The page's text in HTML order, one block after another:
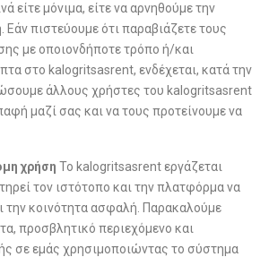
είτε μόνιμα, είτε να αρνηθούμε την
πιστεύουμε ότι παραβιάζετε τους
με οποιονδήποτε τρόπο ή/και
στο kalogritsasrent, ενδέχεται, κατά την
άλλους χρήστες του kalogritsasrent
μαζί σας και να τους προτείνουμε να
χρήση Το kalogritsasrent εργάζεται
τον ιστότοπο και την πλατφόρμα να
την κοινότητα ασφαλή. Παρακαλούμε
προσβλητικό περιεχόμενο και
σε εμάς χρησιμοποιώντας το σύστημα